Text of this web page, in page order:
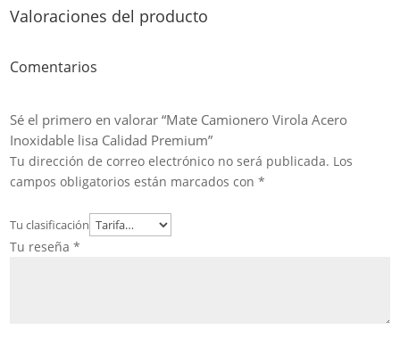
Valoraciones del producto
Comentarios
Sé el primero en valorar “Mate Camionero Virola Acero
Inoxidable lisa Calidad Premium”
Tu dirección de correo electrónico no será publicada. Los
campos obligatorios están marcados con*
Tu clasificación
Tu reseña*